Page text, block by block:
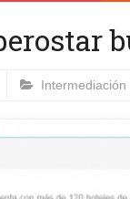
Intermediación